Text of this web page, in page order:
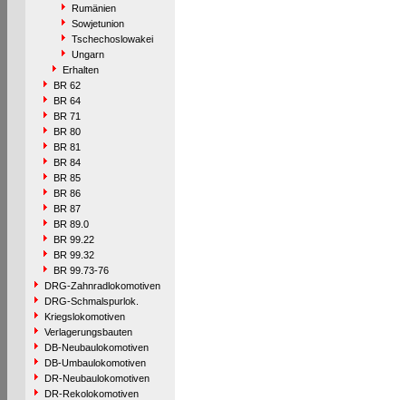
Rumänien
Sowjetunion
Tschechoslowakei
Ungarn
Erhalten
BR 62
BR 64
BR 71
BR 80
BR 81
BR 84
BR 85
BR 86
BR 87
BR 89.0
BR 99.22
BR 99.32
BR 99.73-76
DRG-Zahnradlokomotiven
DRG-Schmalspurlok.
Kriegslokomotiven
Verlagerungsbauten
DB-Neubaulokomotiven
DB-Umbaulokomotiven
DR-Neubaulokomotiven
DR-Rekolokomotiven